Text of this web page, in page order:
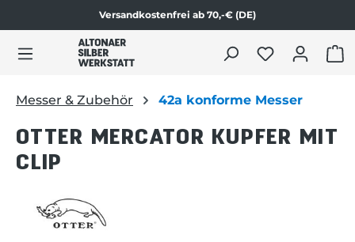
Zum Produktinhalt springen
Versandkostenfrei ab 70,-€ (DE)
Messer & Zubehör 42a konforme Messer
OTTER MERCATOR KUPFER MIT
CLIP